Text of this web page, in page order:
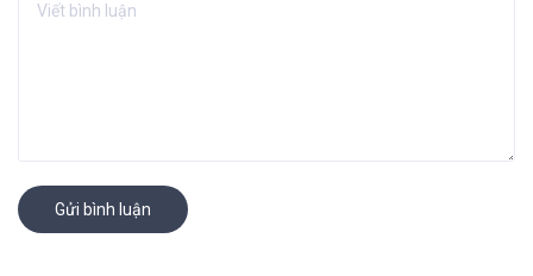
Gửi bình luận